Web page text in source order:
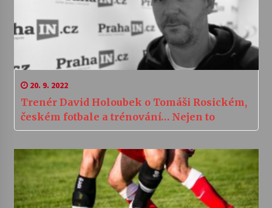
20. 9. 2022
Trenér David Holoubek o Tomáši Rosickém,
českém fotbale a trénování… Nejen to